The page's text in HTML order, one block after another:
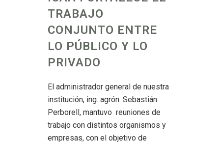
TRABAJO
CONJUNTO ENTRE
LO PÚBLICO Y LO
PRIVADO
El administrador general de nuestra
institución, ing. agrón. Sebastián
Perborell, mantuvo reuniones de
trabajo con distintos organismos y
empresas, con el objetivo de